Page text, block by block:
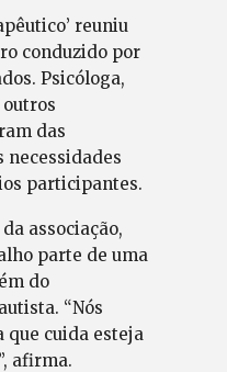
reuniu
conduzido por
Psicóloga,
das
necessidades
participantes.
associação,
parte de uma
do
“Nós
que cuida esteja
afirma.